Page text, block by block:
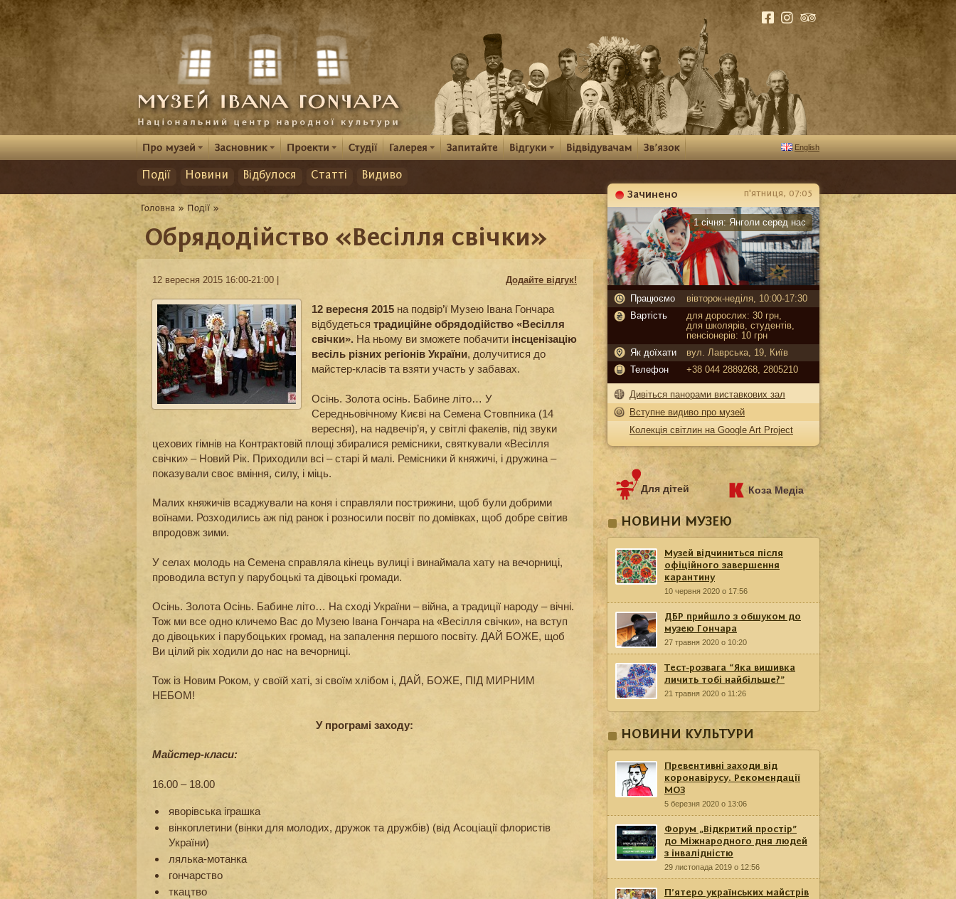
English
Події Новини Відбулося Статті Видиво
Обрядодійство «Весілля свічки»
12 вересня 2015 16:00-21:00 | Додайте відгук!
12 вересня 2015 на подвір’ї Музею Івана Гончара
відбудеться традиційне обрядодійство «Весілля
свічки». На ньому ви зможете побачити інсценізацію
весіль різних регіонів України, долучитися до
майстер-класів та взяти участь у забавах.
Осінь. Золота осінь. Бабине літо… У
Середньовічному Києві на Семена Стовпника (14
вересня), на надвечір’я, у світлі факелів, під звуки
цехових гімнів на Контрактовій площі збиралися ремісники, святкували «Весілля
свічки» – Новий Рік. Приходили всі – старі й малі. Ремісники й княжичі, і дружина –
показували своє вміння, силу, і міць.
Малих княжичів всаджували на коня і справляли пострижини, щоб були добрими
воїнами. Розходились аж під ранок і розносили посвіт по домівках, щоб добре світив
впродовж зими.
У селах молодь на Семена справляла кінець вулиці і винаймала хату на вечорниці,
проводила вступ у парубоцькі та дівоцькі громади.
Осінь. Золота Осінь. Бабине літо… На сході України – війна, а традиції народу – вічні.
Тож ми все одно кличемо Вас до Музею Івана Гончара на «Весілля свічки», на вступ
до дівоцьких і парубоцьких громад, на запалення першого посвіту. ДАЙ БОЖЕ, щоб
Ви цілий рік ходили до нас на вечорниці.
Тож із Новим Роком, у своїй хаті, зі своїм хлібом і, ДАЙ, БОЖЕ, ПІД МИРНИМ
НЕБОМ!
У програмі заходу:
Майстер-класи:
16.00 – 18.00
яворівська іграшка
вінкоплетини (вінки для молодих, дружок та дружбів) (від Асоціації флористів
України)
лялька-мотанка
гончарство
ткацтво
Зачинено
Карантин
п'ятниця, 07:05
1 січня: Янголи серед нас
Працюємо
вівторок-неділя, 10:00-17:30
Вартість
для дорослих: 30 грн,
для школярів, студентів,
пенсіонерів: 10 грн
Як доїхати
вул. Лаврська, 19, Київ
Телефон
+38 044 2889268, 2805210
Дивіться панорами виставкових зал
Вступне видиво про музей
Колекція світлин на Google Art Project
Для дітей Коза Медіа
НОВИНИ МУЗЕЮ
Музей відчиниться після
офіційного завершення
карантину
10 червня 2020 о 17:56
ДБР прийшло з обшуком до
музею Гончара
27 травня 2020 о 10:20
Тест-розвага “Яка вишивка
личить тобі найбільше?”
21 травня 2020 о 11:26
НОВИНИ КУЛЬТУРИ
Превентивні заходи від
коронавірусу. Рекомендації
МОЗ
5 березня 2020 о 13:06
Форум „Відкритий простір”
до Міжнародного дня людей
з інвалідністю
29 листопада 2019 о 12:56
П’ятеро українських майстрів